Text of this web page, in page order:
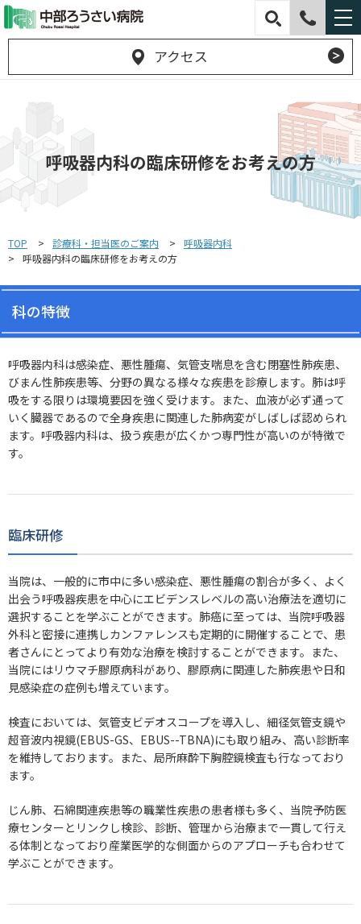
アクセス
呼吸器内科の臨床研修をお考えの方
TOP 診療科・担当医のご案内
呼吸器内科
呼吸器内科の臨床研修をお考えの方
科の特徴
呼吸器内科は感染症、悪性腫瘍、気管支喘息を含む閉塞性肺疾患、
びまん性肺疾患等、分野の異なる様々な疾患を診療します。肺は呼
吸をする限りは環境要因を強く受けます。また、血液が必ず通って
いく臓器であるので全身疾患に関連した肺病変がしばしば認められ
ます。呼吸器内科は、扱う疾患が広くかつ専門性が高いのが特徴で
す。
臨床研修
当院は、一般的に市中に多い感染症、悪性腫瘍の割合が多く、よく
出会う呼吸器疾患を中心にエビデンスレベルの高い治療法を適切に
選択することを学ぶことができます。肺癌に至っては、当院呼吸器
外科と密接に連携しカンファレンスも定期的に開催することで、患
者さんにとってより有効な治療を検討することができます。また、
当院にはリウマチ膠原病科があり、膠原病に関連した肺疾患や日和
見感染症の症例も増えています。
検査においては、気管支ビデオスコープを導入し、細径気管支鏡や
超音波内視鏡(EBUS-GS、EBUS--TBNA)にも取り組み、高い診断率
を維持しております。また、局所麻酔下胸腔鏡検査も行なっており
ます。
じん肺、石綿関連疾患等の職業性疾患の患者様も多く、当院予防医
療センターとリンクし検診、診断、管理から治療まで一貫して行え
る体制となっており産業医学的な側面からのアプローチも合わせて
学ぶことができます。